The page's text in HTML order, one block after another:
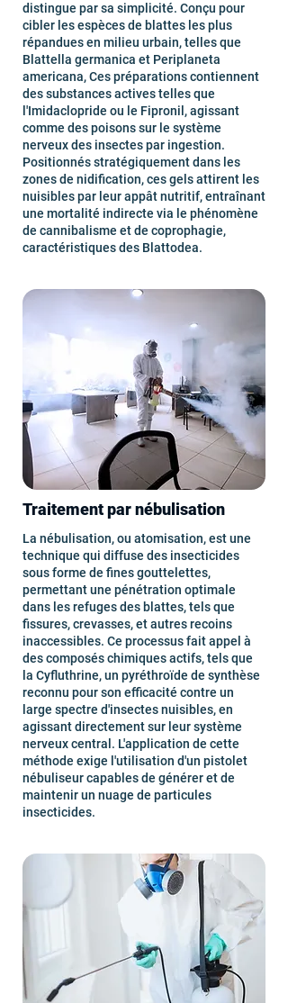
distingue par sa simplicité. Conçu pour
cibler les espèces de blattes les plus
répandues en milieu urbain, telles que
Blattella germanica et Periplaneta
americana, Ces préparations contiennent
des substances actives telles que
l'Imidaclopride ou le Fipronil, agissant
comme des poisons sur le système
nerveux des insectes par ingestion.
Positionnés stratégiquement dans les
zones de nidification, ces gels attirent les
nuisibles par leur appât nutritif, entraînant
une mortalité indirecte via le phénomène
de cannibalisme et de coprophagie,
caractéristiques des Blattodea.
Traitement par nébulisation
La nébulisation, ou atomisation, est une
technique qui diffuse des insecticides
sous forme de fines gouttelettes,
permettant une pénétration optimale
dans les refuges des blattes, tels que
fissures, crevasses, et autres recoins
inaccessibles. Ce processus fait appel à
des composés chimiques actifs, tels que
la Cyfluthrine, un pyréthroïde de synthèse
reconnu pour son efficacité contre un
large spectre d'insectes nuisibles, en
agissant directement sur leur système
nerveux central. L'application de cette
méthode exige l'utilisation d'un pistolet
nébuliseur capables de générer et de
maintenir un nuage de particules
insecticides.